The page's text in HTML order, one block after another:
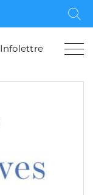
Infolettre